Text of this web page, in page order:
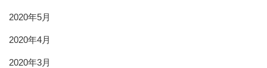
2020年5月
2020年4月
2020年3月